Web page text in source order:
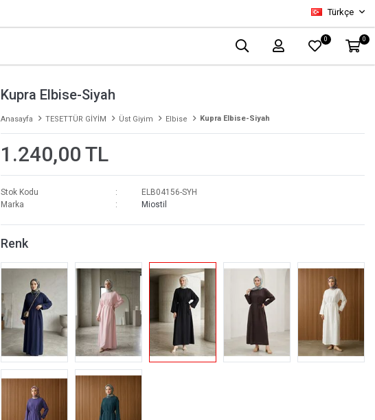
Türkçe
0 0
Kupra Elbise-Siyah
Anasayfa TESETTÜR GİYİM Üst Giyim Elbise Kupra Elbise-Siyah
1.240,00 TL
Stok Kodu
ELB04156-SYH
Marka
Miostil
Renk